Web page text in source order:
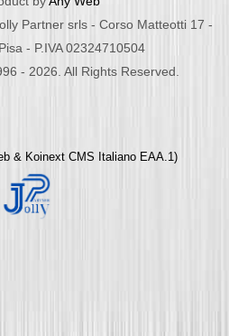
Partner srls - Corso Matteotti 17 -
- P.IVA 02324710504
- 2026. All Rights Reserved.
& Koinext CMS Italiano EAA.1)